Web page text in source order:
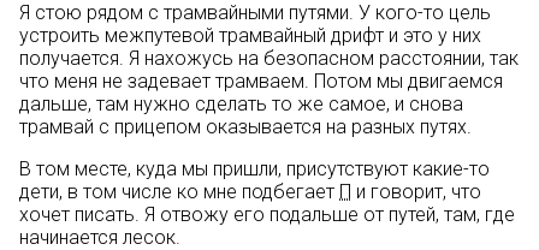
Я стою рядом с трамвайными путями. У кого-то цель
устроить межпутевой трамвайный дрифт и это у них
получается. Я нахожусь на безопасном расстоянии, так
что меня не задевает трамваем. Потом мы двигаемся
дальше, там нужно сделать то же самое, и снова
трамвай с прицепом оказывается на разных путях.
В том месте, куда мы пришли, присутствуют какие-то
дети, в том числе ко мне подбегает П и говорит, что
хочет писать. Я отвожу его подальше от путей, там, где
начинается лесок.